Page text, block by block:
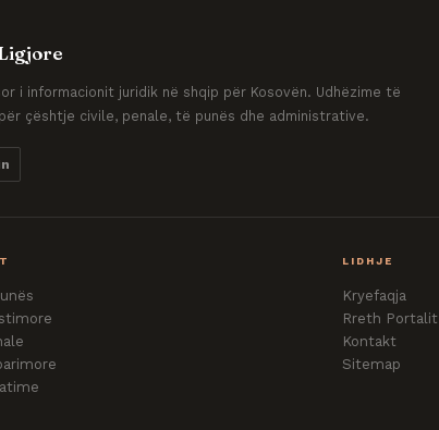
i informacionit juridik në shqip për Kosovën. Udhëzime të
çështje civile, penale, të punës dhe administrative.
LIDHJE
Kryefaqja
Rreth Portalit
Kontakt
Sitemap